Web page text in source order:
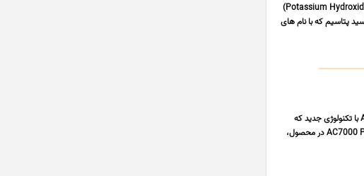
شرکت الساپا (ElSAPA) به عنوان تأمین کننده تخصصی مواد اولیه شیمیایی، هیدروکسید پتاسیم (Potassium Hydroxide / KOH)
پتاسیم که با نام های
✨️🔰شرکت بازرگانی لیان صدر ملل🔰✨️ وارد کننده و نماینده انحصاری فوکو با برند Liang گرید AC7000 PLUS با تکنولوژی جدید که
دارای مزایای زیر می باشد ✅️ سنتز فوکو AC7000 PLUS با کاتالیزورهای مدرن ✅️رنگدهی بسیار کم فوکو AC7000 PLUS در محصول،